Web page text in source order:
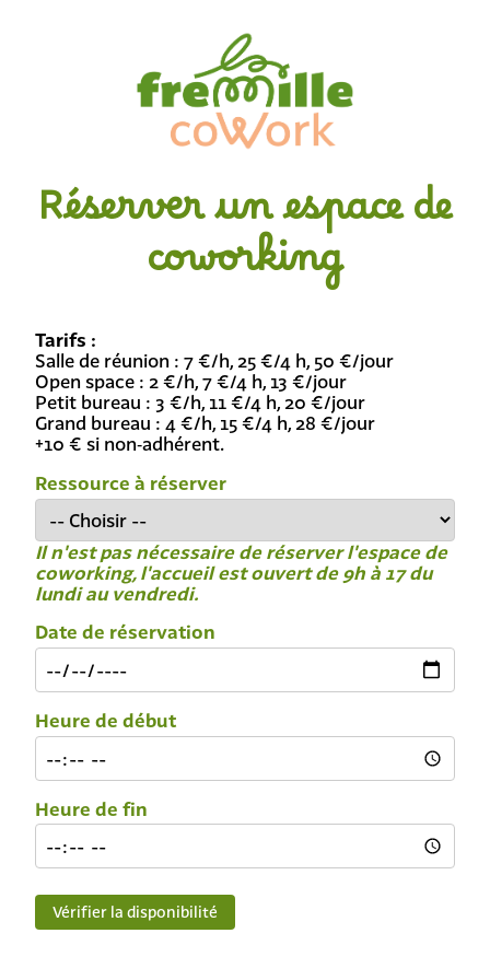
Réserver un espace de
coworking
Tarifs :
Salle de réunion : 7 €/h, 25 €/4 h, 50 €/jour
Open space : 2 €/h, 7 €/4 h, 13 €/jour
Petit bureau : 3 €/h, 11 €/4 h, 20 €/jour
Grand bureau : 4 €/h, 15 €/4 h, 28 €/jour
+10 € si non‑adhérent.
Ressource à réserver
Il n'est pas nécessaire de réserver l'espace de
coworking, l'accueil est ouvert de 9h à 17 du
lundi au vendredi.
Date de réservation
Heure de début
Heure de fin
Vérifier la disponibilité